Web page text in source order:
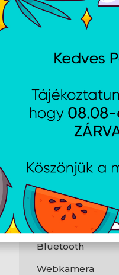
Operációs
Csatlakozók
LAN
WLAN
Bluetooth
Webkamera